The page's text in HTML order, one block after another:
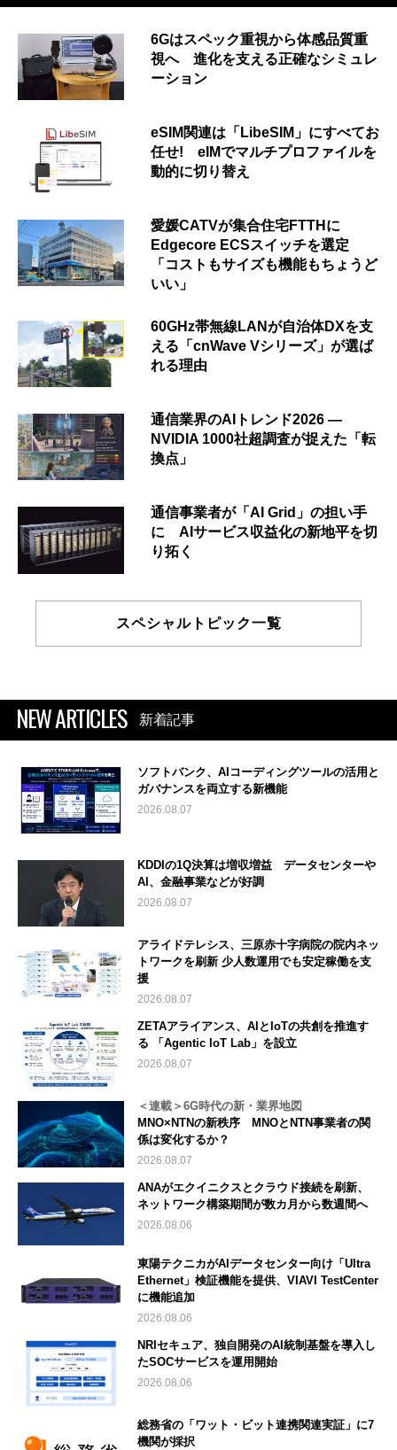
6Gはスペック重視から体感品質重
視へ 進化を支える正確なシミュレ
ーション
eSIM関連は「LibeSIM」にすべてお
任せ! eIMでマルチプロファイルを
動的に切り替え
愛媛CATVが集合住宅FTTHに
Edgecore ECSスイッチを選定
「コストもサイズも機能もちょうど
いい」
60GHz帯無線LANが自治体DXを支
える「cnWave Vシリーズ」が選ば
れる理由
通信業界のAIトレンド2026 ―
NVIDIA 1000社超調査が捉えた「転
換点」
通信事業者が「AI Grid」の担い手
に AIサービス収益化の新地平を切
り拓く
スペシャルトピック一覧
NEW ARTICLES 新着記事
ソフトバンク、AIコーディングツールの活用と
ガバナンスを両立する新機能
2026.08.07
KDDIの1Q決算は増収増益 データセンターや
AI、金融事業などが好調
2026.08.07
アライドテレシス、三原赤十字病院の院内ネッ
トワークを刷新 少人数運用でも安定稼働を支
援
2026.08.07
ZETAアライアンス、AIとIoTの共創を推進す
る 「Agentic IoT Lab」を設立
2026.08.07
＜連載＞6G時代の新・業界地図
MNO×NTNの新秩序 MNOとNTN事業者の関
係は変化するか？
2026.08.07
ANAがエクイニクスとクラウド接続を刷新、
ネットワーク構築期間が数カ月から数週間へ
2026.08.06
東陽テクニカがAIデータセンター向け「Ultra
Ethernet」検証機能を提供、VIAVI TestCenter
に機能追加
2026.08.06
NRIセキュア、独自開発のAI統制基盤を導入し
たSOCサービスを運用開始
2026.08.06
総務省の「ワット・ビット連携関連実証」に7
機関が採択